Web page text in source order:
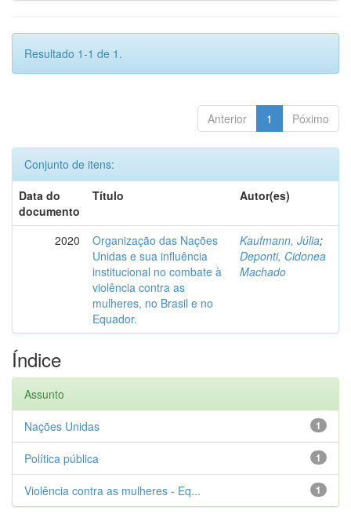
Resultado 1-1 de 1.
Anterior 1 Póximo
Conjunto de itens:
Data do
documento
Título Autor(es)
2020
Organização das Nações
Unidas e sua influência
institucional no combate à
violência contra as
mulheres, no Brasil e no
Equador.
Kaufmann, Júlia;
Deponti, Cidonea
Machado
Índice
Assunto
1
Nações Unidas
1
Política pública
1
Violência contra as mulheres - Eq...